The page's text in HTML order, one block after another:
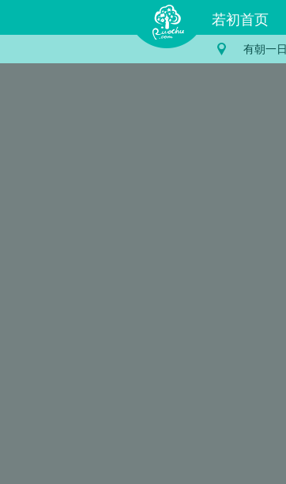
若初首页
有朝一日